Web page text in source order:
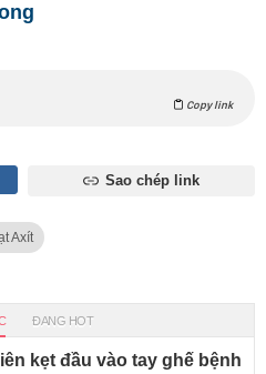
Copy link
Sao chép link
Axít
ĐANG HOT
kẹt đầu vào tay ghế bệnh